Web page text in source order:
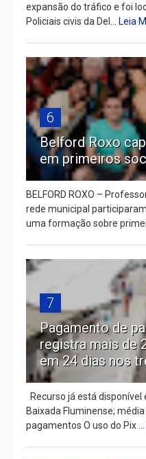
expansão do tráfico e foi
Policiais civis da Del... Leia
6
Belford Roxo
em primeiros
BELFORD ROXO –
rede municipal
uma formação sobre
7
Pagamento de
registra mais de
em 24 dias nos
Recurso já está
Baixada Fluminense;
pagamentos O uso do Pix ...